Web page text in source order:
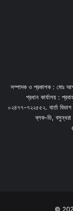
সম্পাদক ও প্রকাশক : মোঃ
প্রধান কার্যালয় :
০২৪৭৭-৭২২৫৫২. বার্তা
ব্লক-ডি,
© 2026